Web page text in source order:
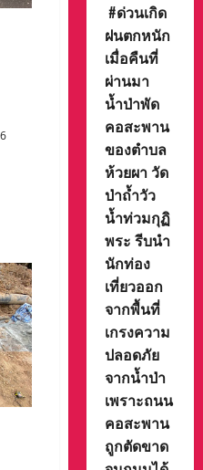
#ด่วนเกิด
ฝนตกหนัก
เมื่อคืนที่
ผ่านมา
น้ำป่าพัด
คอสะพาน
ของตำบล
ห้วยผา วัด
ป่าถ้ำวัว
น้ำท่วมกุฏิ
พระ รีบนำ
นักท่อง
เที่ยวออก
จากพื้นที่
เกรงความ
ปลอดภัย
จากน้ำป่า
เพราะถนน
คอสะพาน
ถูกตัดขาด